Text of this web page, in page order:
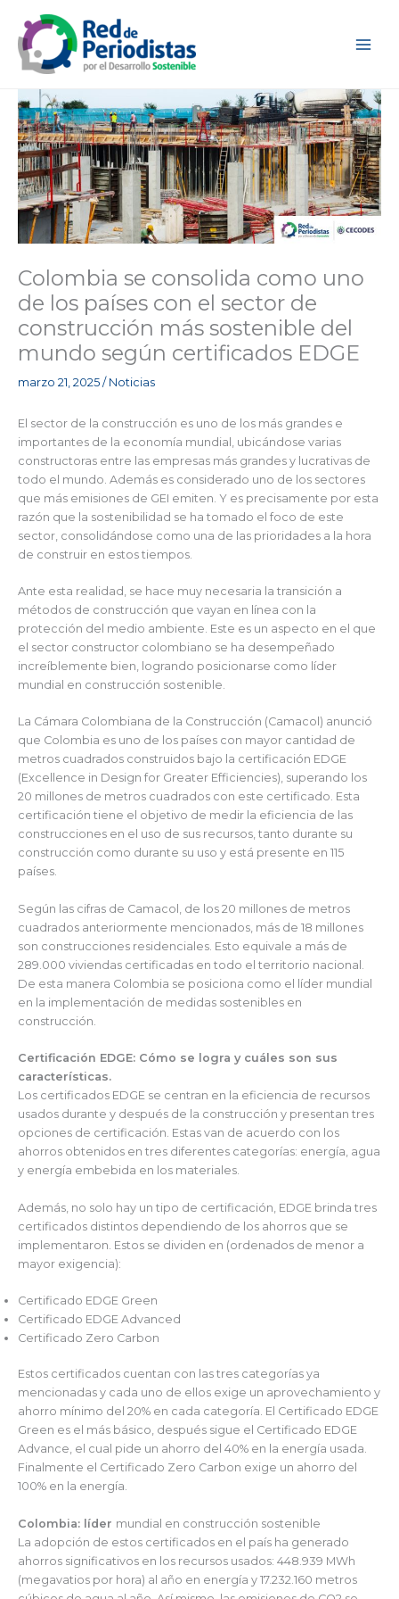
contenido
Colombia se consolida como uno
de los países con el sector de
construcción más sostenible del
mundo según certificados EDGE
marzo 21, 2025 / Noticias
El sector de la construcción es uno de los más grandes e
importantes de la economía mundial, ubicándose varias
constructoras entre las empresas más grandes y lucrativas de
todo el mundo. Además es considerado uno de los sectores
que más emisiones de GEI emiten. Y es precisamente por esta
razón que la sostenibilidad se ha tomado el foco de este
sector, consolidándose como una de las prioridades a la hora
de construir en estos tiempos.
Ante esta realidad, se hace muy necesaria la transición a
métodos de construcción que vayan en línea con la
protección del medio ambiente. Este es un aspecto en el que
el sector constructor colombiano se ha desempeñado
increíblemente bien, logrando posicionarse como líder
mundial en construcción sostenible.
La Cámara Colombiana de la Construcción (Camacol) anunció
que Colombia es uno de los países con mayor cantidad de
metros cuadrados construidos bajo la certificación EDGE
(Excellence in Design for Greater Efficiencies), superando los
20 millones de metros cuadrados con este certificado. Esta
certificación tiene el objetivo de medir la eficiencia de las
construcciones en el uso de sus recursos, tanto durante su
construcción como durante su uso y está presente en 115
países.
Según las cifras de Camacol, de los 20 millones de metros
cuadrados anteriormente mencionados, más de 18 millones
son construcciones residenciales. Esto equivale a más de
289.000 viviendas certificadas en todo el territorio nacional.
De esta manera Colombia se posiciona como el líder mundial
en la implementación de medidas sostenibles en
construcción.
Certificación EDGE: Cómo se logra y cuáles son sus
características.
Los certificados EDGE se centran en la eficiencia de recursos
usados durante y después de la construcción y presentan tres
opciones de certificación. Estas van de acuerdo con los
ahorros obtenidos en tres diferentes categorías: energía, agua
y energía embebida en los materiales.
Además, no solo hay un tipo de certificación, EDGE brinda tres
certificados distintos dependiendo de los ahorros que se
implementaron. Estos se dividen en (ordenados de menor a
mayor exigencia):
Certificado EDGE Green
Certificado EDGE Advanced
Certificado Zero Carbon
Estos certificados cuentan con las tres categorías ya
mencionadas y cada uno de ellos exige un aprovechamiento y
ahorro mínimo del 20% en cada categoría. El Certificado EDGE
Green es el más básico, después sigue el Certificado EDGE
Advance, el cual pide un ahorro del 40% en la energía usada.
Finalmente el Certificado Zero Carbon exige un ahorro del
100% en la energía.
Colombia: líder mundial en construcción sostenible
La adopción de estos certificados en el país ha generado
ahorros significativos en los recursos usados: 448.939 MWh
(megavatios por hora) al año en energía y 17.232.160 metros